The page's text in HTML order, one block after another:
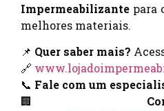
Impermeabilizante para
melhores materiais.
📌 Quer saber mais?
🔗
📞 Fale com um
🏢